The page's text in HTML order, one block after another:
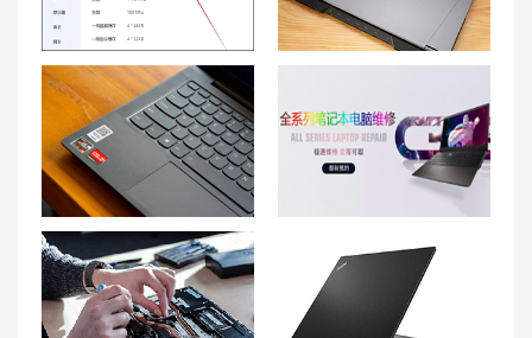
联想笔记本电脑发热发烫原因及解决方案 怎样应对联想拯救者 Y9000P笔记本鼠标问题？
联想小新Air14触屏鼠标没有反应原因 笔记本电脑触屏鼠标失灵怎么办